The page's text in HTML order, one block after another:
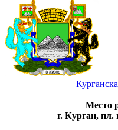
Место
г. Курган,